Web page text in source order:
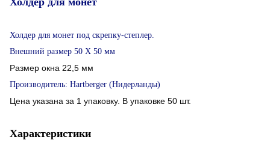
Холдер для монет под скрепку-степлер.
Внешний размер 50 Х 50 мм
Размер окна 22,5 мм
Производитель: Hartberger (Нидерланды)
Цена указана за 1 упаковку. В упаковке 50 шт.
Характеристики